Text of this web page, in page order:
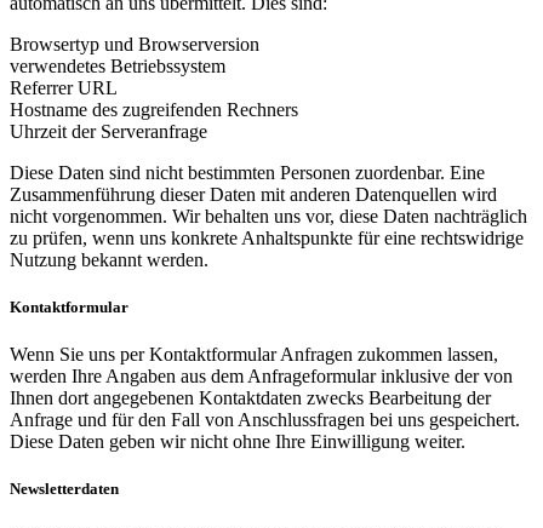
Browsertyp und Browserversion
verwendetes Betriebssystem
Referrer URL
Hostname des zugreifenden Rechners
Uhrzeit der Serveranfrage
Diese Daten sind nicht bestimmten Personen zuordenbar. Eine
Zusammenführung dieser Daten mit anderen Datenquellen wird
nicht vorgenommen. Wir behalten uns vor, diese Daten nachträglich
zu prüfen, wenn uns konkrete Anhaltspunkte für eine rechtswidrige
Nutzung bekannt werden.
Kontaktformular
Wenn Sie uns per Kontaktformular Anfragen zukommen lassen,
werden Ihre Angaben aus dem Anfrageformular inklusive der von
Ihnen dort angegebenen Kontaktdaten zwecks Bearbeitung der
Anfrage und für den Fall von Anschlussfragen bei uns gespeichert.
Diese Daten geben wir nicht ohne Ihre Einwilligung weiter.
Newsletterdaten